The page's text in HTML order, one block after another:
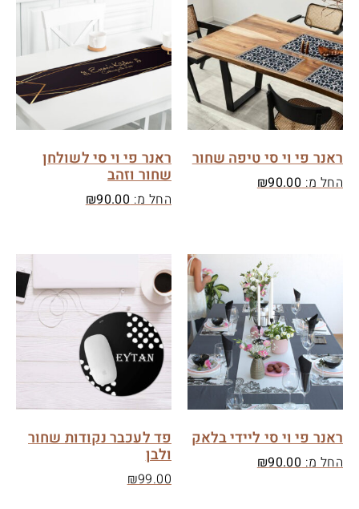
ראנר פי וי סי טיפה שחור
החל מ: ₪90.00
ראנר פי וי סי לשולחן
שחור וזהב
החל מ: ₪90.00
ראנר פי וי סי ליידי בלאק
החל מ: ₪90.00
פד לעכבר נקודות שחור
ולבן
₪99.00